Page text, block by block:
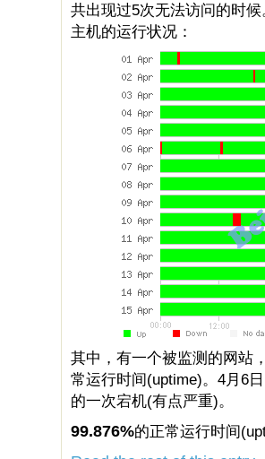
共出现过5次无法访问的时
主机的运行状况：
其中，有一个被监测的网站
常运行时间(uptime)。4月6
的一次宕机(有点严重)。
99.876%的正常运行时间